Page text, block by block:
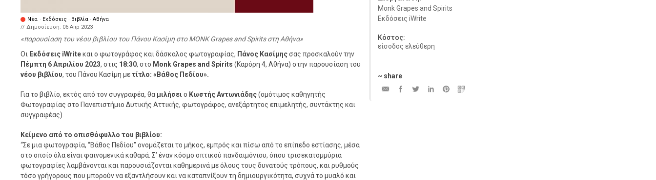
Νέα · Εκδόσεις · Βιβλία · Αθήνα
// Δημοσίευση: 06 Απρ 2023
παρουσίαση του νέου βιβλίου του Πάνου Κασίμη στο MONK Grapes and Spirits στη Αθήνα
Οι Εκδόσεις iWriteκαι ο φωτογράφος και δάσκαλος φωτογραφίας, Πάνος Κασίμηςσας προσκαλούν την
Πέμπτη 6 Απριλίου 2023, στις 18:30, στο Monk Grapes and Spirits (Καρόρη 4, Αθήνα) στην παρουσίαση του
νέου βιβλίου, του Πάνου Κασίμη μετίτλο: «Βάθος Πεδίου».
Για το βιβλίο, εκτός από τον συγγραφέα, θα μιλήσειο Κωστής Αντωνιάδης(ομότιμος καθηγητής
Φωτογραφίας στο Πανεπιστήμιο Δυτικής Αττικής, φωτογράφος, ανεξάρτητος επιμελητής, συντάκτης και
συγγραφέας).
Κείμενο από το οπισθόφυλλο του βιβλίου:
“Σε μια φωτογραφία, “Βάθος Πεδίου” ονομάζεται το μήκος, εμπρός και πίσω από το επίπεδο εστίασης, μέσα
στο οποίo όλα είναι φαινομενικά καθαρά. Σ’ έναν κόσμο οπτικού πανδαιμόνιου, όπου τρισεκατομμύρια
φωτογραφίες λαμβάνονται και παρουσιάζονται καθημερινά με όλους τους δυνατούς τρόπους, και ρυθμούς
τόσο γρήγορους που μπορούν να εξαντλήσουν και να καταπνίξουν τη δημιουργικότητα, συχνά το μυαλό και
Monk Grapes and Spirits
Εκδόσεις iWrite
Κόστος:
είσοδος ελεύθερη
~ share